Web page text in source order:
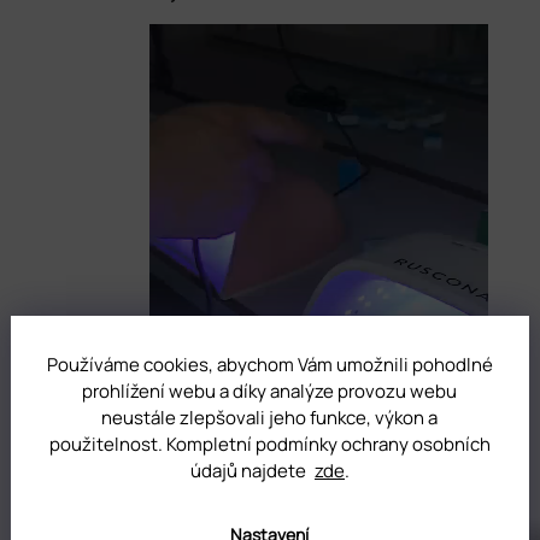
Používáme cookies, abychom Vám umožnili pohodlné
prohlížení webu a díky analýze provozu webu
neustále zlepšovali jeho funkce, výkon a
použitelnost. Kompletní podmínky ochrany osobních
údajů najdete zde.
Nastavení